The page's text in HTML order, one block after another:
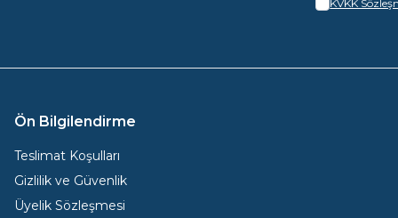
KVKK
Ön Bilgilendirme
Teslimat Koşulları
Gizlilik ve Güvenlik
Üyelik Sözleşmesi